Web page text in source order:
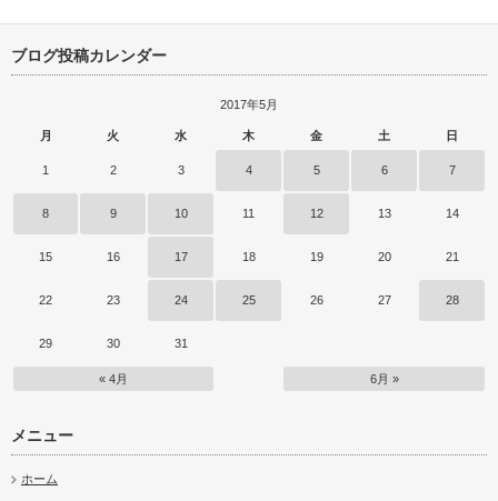
ター 電
中古バイク、ホンダtoday、展
示中！！…
ブログ投稿カレンダー
2017年5月
月 火 水 木 金 土 日
« 4月 6月 »
1 2 3 4 5 6 7
8 9 10 11 12 13 14
15 16 17 18 19 20 21
22 23 24 25 26 27 28
29 30 31
メニュー
ホーム